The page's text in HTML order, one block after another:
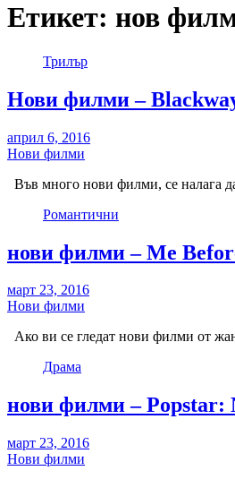
Етикет: нов
Трилър
Нови филми –
април 6, 2016
Нови филми
Във много нови филми, се налага
Романтични
нови филми – Me
март 23, 2016
Нови филми
Ако ви се гледат нови филми от
Драма
нови филми – Popstar:
март 23, 2016
Нови филми